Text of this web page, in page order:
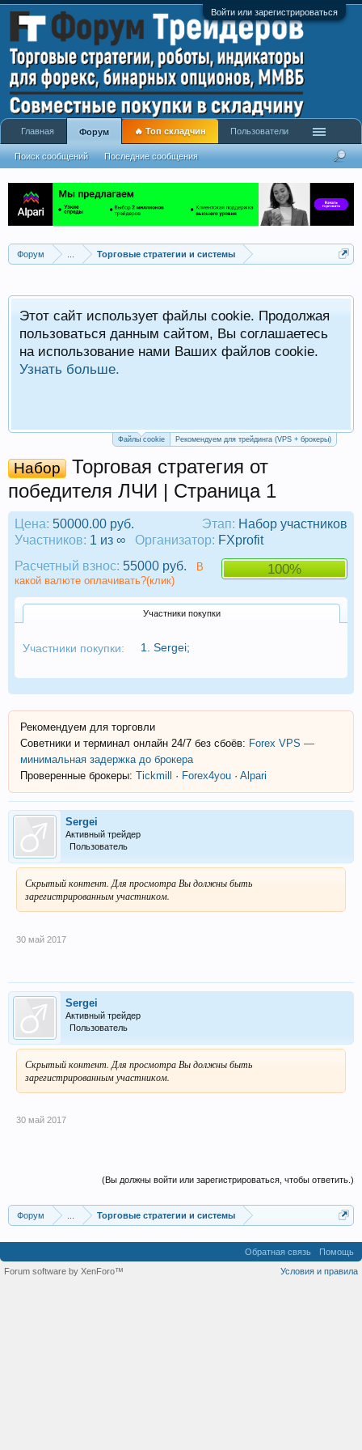
Войти или зарегистрироваться
Форум Торговые стратегии и системы
Этот сайт использует файлы cookie. Продолжая
пользоваться данным сайтом, Вы соглашаетесь
на использование нами Ваших файлов cookie.
Узнать больше.
Файлы cookie Рекомендуем для трейдинга (VPS + брокеры)
Набор
Торговая стратегия от
победителя ЛЧИ | Страница 1
Этап: Набор участников
Цена: 50000.00 руб.
Участников: 1 из ∞ Организатор: FXprofit
100%
Расчетный взнос: 55000 руб.
В
какой валюте оплачивать?(клик)
Участники покупки
Участники покупки: 1. Sergei;
Рекомендуем для торговли
Советники и терминал онлайн 24/7 без сбоёв: Forex VPS —
минимальная задержка до брокера
Проверенные брокеры: Tickmill · Forex4you · Alpari
Sergei
Активный трейдер
Пользователь
Скрытый контент. Для просмотра Вы должны быть
зарегистрированным участником.
30 май 2017
Sergei
Активный трейдер
Пользователь
Скрытый контент. Для просмотра Вы должны быть
зарегистрированным участником.
30 май 2017
(Вы должны войти или зарегистрироваться, чтобы ответить.)
Форум Торговые стратегии и системы
Главная Форум
Поиск сообщений Последние сообщения
🔥 Топ складчин Пользователи
Обратная связь
Помощь
Условия и правила
Forum software by XenForo™